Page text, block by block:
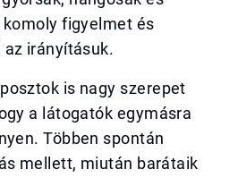
figyelmet és
irányításuk.
is nagy szerepet
a látogatók egymásra
Többen spontán
mellett, miután barátaik